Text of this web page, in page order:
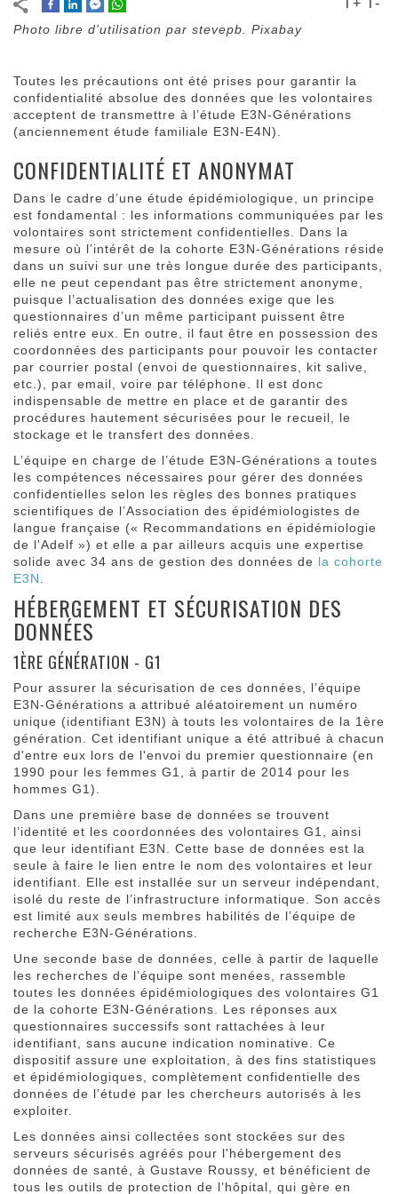
T+ T-
Photo libre d'utilisation par stevepb. Pixabay
Toutes les précautions ont été prises pour garantir la
confidentialité absolue des données que les volontaires
acceptent de transmettre à l’étude E3N-Générations
(anciennement étude familiale E3N-E4N).
CONFIDENTIALITÉ ET ANONYMAT
Dans le cadre d’une étude épidémiologique, un principe
est fondamental : les informations communiquées par les
volontaires sont strictement confidentielles. Dans la
mesure où l’intérêt de la cohorte E3N-Générations réside
dans un suivi sur une très longue durée des participants,
elle ne peut cependant pas être strictement anonyme,
puisque l’actualisation des données exige que les
questionnaires d’un même participant puissent être
reliés entre eux. En outre, il faut être en possession des
coordonnées des participants pour pouvoir les contacter
par courrier postal (envoi de questionnaires, kit salive,
etc.), par email, voire par téléphone. Il est donc
indispensable de mettre en place et de garantir des
procédures hautement sécurisées pour le recueil, le
stockage et le transfert des données.
L’équipe en charge de l’étude E3N-Générations a toutes
les compétences nécessaires pour gérer des données
confidentielles selon les règles des bonnes pratiques
scientifiques de l’Association des épidémiologistes de
langue française (« Recommandations en épidémiologie
de l'Adelf ») et elle a par ailleurs acquis une expertise
solide avec 34 ans de gestion des données de la cohorte
E3N.
HÉBERGEMENT ET SÉCURISATION DES
DONNÉES
1ÈRE GÉNÉRATION - G1
Pour assurer la sécurisation de ces données, l’équipe
E3N-Générations a attribué aléatoirement un numéro
unique (identifiant E3N) à touts les volontaires de la 1ère
génération. Cet identifiant unique a été attribué à chacun
d'entre eux lors de l'envoi du premier questionnaire (en
1990 pour les femmes G1, à partir de 2014 pour les
hommes G1).
Dans une première base de données se trouvent
l’identité et les coordonnées des volontaires G1, ainsi
que leur identifiant E3N. Cette base de données est la
seule à faire le lien entre le nom des volontaires et leur
identifiant. Elle est installée sur un serveur indépendant,
isolé du reste de l’infrastructure informatique. Son accès
est limité aux seuls membres habilités de l’équipe de
recherche E3N-Générations.
Une seconde base de données, celle à partir de laquelle
les recherches de l’équipe sont menées, rassemble
toutes les données épidémiologiques des volontaires G1
de la cohorte E3N-Générations. Les réponses aux
questionnaires successifs sont rattachées à leur
identifiant, sans aucune indication nominative. Ce
dispositif assure une exploitation, à des fins statistiques
et épidémiologiques, complètement confidentielle des
données de l’étude par les chercheurs autorisés à les
exploiter.
Les données ainsi collectées sont stockées sur des
serveurs sécurisés agréés pour l'hébergement des
données de santé, à Gustave Roussy, et bénéficient de
tous les outils de protection de l’hôpital, qui gère en